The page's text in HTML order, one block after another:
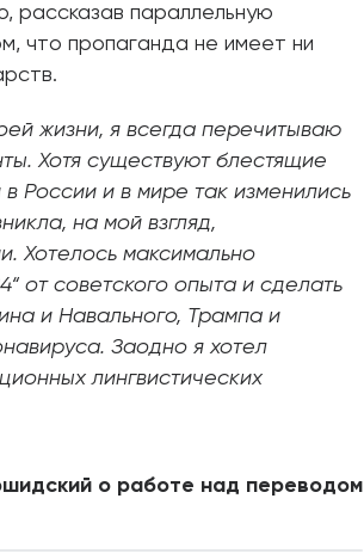
рассказав параллельную
что пропаганда не имеет ни
жизни, я всегда перечитываю
Хотя существуют блестящие
России и в мире так изменились
на мой взгляд,
Хотелось максимально
от советского опыта и сделать
и Навального, Трампа и
Заодно я хотел
лингвистических
о работе над переводом